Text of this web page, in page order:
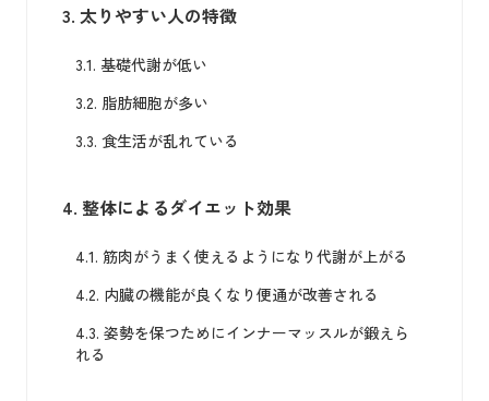
3. 太りやすい人の特徴
3.1. 基礎代謝が低い
3.2. 脂肪細胞が多い
3.3. 食生活が乱れている
4. 整体によるダイエット効果
4.1. 筋肉がうまく使えるようになり代謝が上がる
4.2. 内臓の機能が良くなり便通が改善される
4.3. 姿勢を保つためにインナーマッスルが鍛えら
れる